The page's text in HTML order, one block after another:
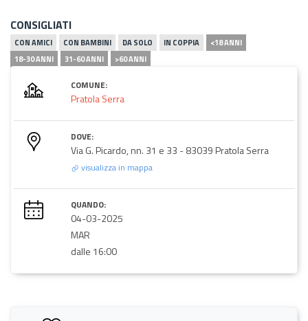
CONSIGLIATI
CON AMICI CON BAMBINI DA SOLO IN COPPIA
<18 ANNI
18-30 ANNI
31-60 ANNI >60 ANNI
COMUNE:
Pratola Serra
DOVE:
Via G. Picardo, nn. 31 e 33 - 83039 Pratola Serra
visualizza in mappa
QUANDO:
04-03-2025
MAR
dalle 16:00